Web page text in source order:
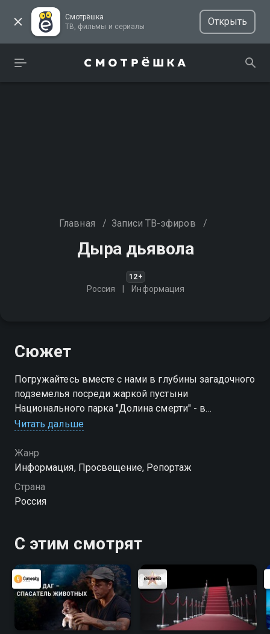
Смотрёшка
ТВ, фильмы и сериалы
Открыть
Главная / Записи ТВ-эфиров /
Дыра дьявола
12+
Россия Информация
Сюжет
Погружайтесь вместе с нами в глубины загадочного
подземелья посреди жаркой пустыни
Национального парка "Долина смерти" - в
знаменитую Дьявольскую дыру!
Читать дальше
Жанр
Информация, Просвещение, Репортаж
Страна
Россия
С этим смотрят